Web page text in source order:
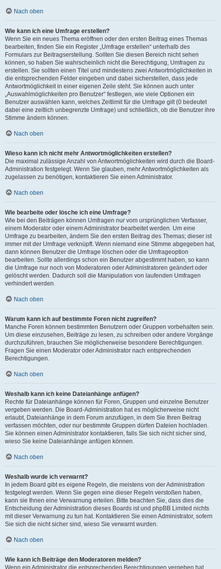
Nach oben
Wie kann ich eine Umfrage erstellen?
Wenn Sie ein neues Thema eröffnen oder den ersten Beitrag eines Themas
bearbeiten, finden Sie ein Register „Umfrage erstellen“ unterhalb des
Formulars zur Beitragserstellung. Sollten Sie diesen Bereich nicht sehen
können, so haben Sie wahrscheinlich nicht die Berechtigung, Umfragen zu
erstellen. Sie sollten einen Titel und mindestens zwei Antwortmöglichkeiten in
die entsprechenden Felder eingeben und dabei sicherstellen, dass jede
Antwortmöglichkeit in einer eigenen Zeile steht. Sie können auch unter
„Auswahlmöglichkeiten pro Benutzer“ festlegen, wie viele Optionen ein
Benutzer auswählen kann, welches Zeitlimit für die Umfrage gilt (0 bedeutet
dabei eine zeitlich unbegrenzte Umfrage) und schließlich, ob die Benutzer ihre
Stimme ändern können.
Nach oben
Wieso kann ich nicht mehr Antwortmöglichkeiten erstellen?
Die maximal zulässige Anzahl von Antwortmöglichkeiten wird durch die Board-
Administration festgelegt. Wenn Sie glauben, mehr Antwortmöglichkeiten als
zugelassen zu benötigen, kontaktieren Sie einen Administrator.
Nach oben
Wie bearbeite oder lösche ich eine Umfrage?
Wie bei den Beiträgen können Umfragen nur vom ursprünglichen Verfasser,
einem Moderator oder einem Administrator bearbeitet werden. Um eine
Umfrage zu bearbeiten, ändern Sie den ersten Beitrag des Themas; dieser ist
immer mit der Umfrage verknüpft. Wenn niemand eine Stimme abgegeben hat,
dann können Benutzer die Umfrage löschen oder die Umfrageoption
bearbeiten. Sollte allerdings schon ein Benutzer abgestimmt haben, so kann
die Umfrage nur noch von Moderatoren oder Administratoren geändert oder
gelöscht werden. Dadurch soll die Manipulation von laufenden Umfragen
verhindert werden.
Nach oben
Warum kann ich auf bestimmte Foren nicht zugreifen?
Manche Foren können bestimmten Benutzern oder Gruppen vorbehalten sein.
Um diese einzusehen, Beiträge zu lesen, zu schreiben oder andere Vorgänge
durchzuführen, brauchen Sie möglicherweise besondere Berechtigungen.
Fragen Sie einen Moderator oder Administrator nach entsprechenden
Berechtigungen.
Nach oben
Weshalb kann ich keine Dateianhänge anfügen?
Rechte für Dateianhänge können für Foren, Gruppen und einzelne Benutzer
vergeben werden. Die Board-Administration hat es möglicherweise nicht
erlaubt, Dateianhänge in dem Forum anzufügen, in dem Sie Ihren Beitrag
verfassen möchten, oder nur bestimmte Gruppen dürfen Dateien hochladen.
Sie können einen Administrator kontaktieren, falls Sie sich nicht sicher sind,
wieso Sie keine Dateianhänge anfügen können.
Nach oben
Weshalb wurde ich verwarnt?
In jedem Board gibt es eigene Regeln, die meistens von der Administration
festgelegt werden. Wenn Sie gegen eine dieser Regeln verstoßen haben,
kann sie Ihnen eine Verwarnung erteilen. Bitte beachten Sie, dass dies die
Entscheidung der Administration dieses Boards ist und phpBB Limited nichts
mit dieser Verwarnung zu tun hat. Kontaktieren Sie einen Administrator, sofern
Sie sich die nicht sicher sind, wieso Sie verwarnt wurden.
Nach oben
Wie kann ich Beiträge den Moderatoren melden?
Wenn ein Administrator die entsprechenden Berechtigungen vergeben hat,